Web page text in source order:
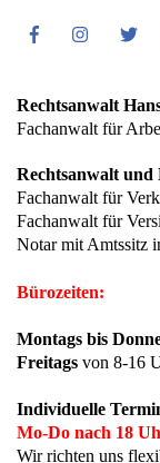
FacebookInstagramTwitter
Rechtsanwalt
Fachanwalt für
Rechtsanwalt
Fachanwalt für
Fachanwalt für
Notar mit Amtssitz
Bürozeiten:
Montags bis
Freitags von 8-16
Individuelle
Mo-Do nach 18
Wir richten uns